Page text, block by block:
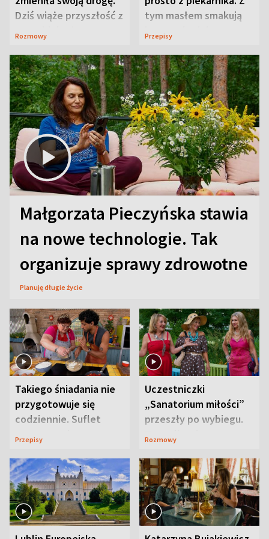
Dziś wiąże przyszłość z
neurobiologią
Rozmowy
tym masłem smakują
jeszcze lepiej
Przepisy
Małgorzata Pieczyńska stawia
na nowe technologie. Tak
organizuje sprawy zdrowotne
Planuję długie życie
Takiego śniadania nie
przygotowuje się
codziennie. Suflet
serowy zachwyca
Przepisy
Uczestniczki
„Sanatorium miłości”
przeszły po wybiegu.
Te stylizacje
Rozmowy